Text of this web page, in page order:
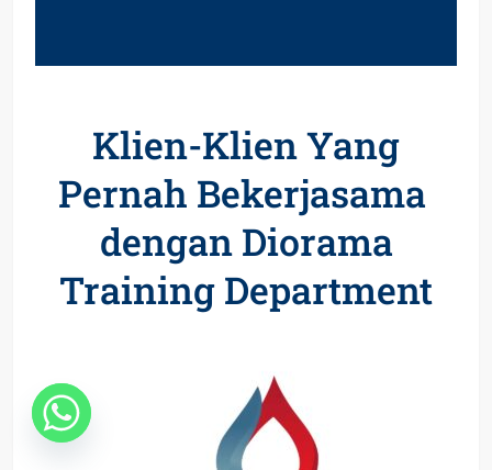
Klien-Klien Yang
Pernah Bekerjasama
dengan Diorama
Training Department